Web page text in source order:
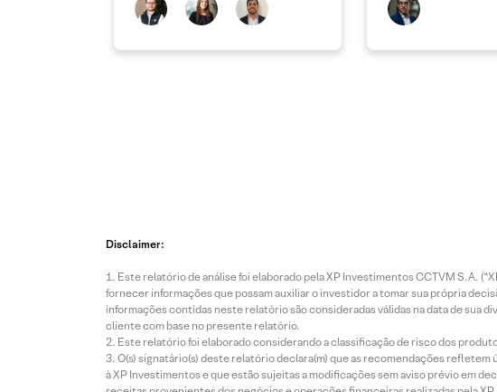
atuais
Disclaimer:
Este relatório de análise foi elaborado pela XP Investimentos CCTVM S.A.
fornecer informações que possam auxiliar o investidor a tomar sua própria
informações contidas neste relatório são consideradas válidas na data de sua
cliente com base no presente relatório.
Este relatório foi elaborado considerando a classificação de risco dos
O(s) signatário(s) deste relatório declara(m) que as recomendações
à XP Investimentos e que estão sujeitas a modificações sem aviso prévio em